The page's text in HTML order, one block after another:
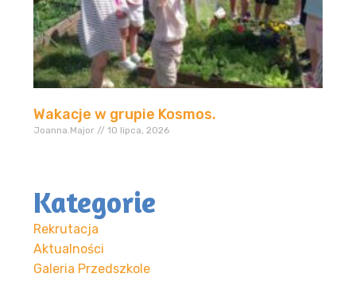
Wakacje w grupie Kosmos.
Joanna.Major 10 lipca, 2026
Kategorie
Rekrutacja
Aktualności
Galeria Przedszkole